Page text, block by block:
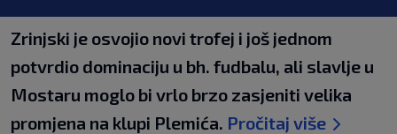
Zrinjski je osvojio novi trofej i još jednom
potvrdio dominaciju u bh. fudbalu, ali slavlje u
Mostaru moglo bi vrlo brzo zasjeniti velika
promjena na klupi Plemića. Pročitaj više